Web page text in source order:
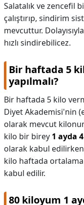
Salatalık ve zencefil
çalıştırıp, sindirim
mevcuttur.
hızlı sindirebilicez.
Bir haftada 5
yapılmalı?
Bir haftada 5 kilo
Diyet Akademisi'nin
olarak mevcut
kilo bir birey 1 ayda
olarak kabul
kilo haftada ortalama
kabul edilir.
80 kiloyum 1